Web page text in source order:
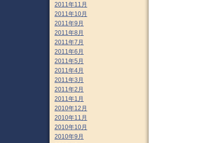
2011年11月
2011年10月
2011年9月
2011年8月
2011年7月
2011年6月
2011年5月
2011年4月
2011年3月
2011年2月
2011年1月
2010年12月
2010年11月
2010年10月
2010年9月